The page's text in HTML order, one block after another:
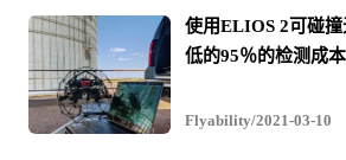
该工厂与一些当地公司合作开发了一
的定制无人机，包括可以感应热量的
使用ELIOS 2可碰
低的95％的检测成本
Flyability/2021-03-10